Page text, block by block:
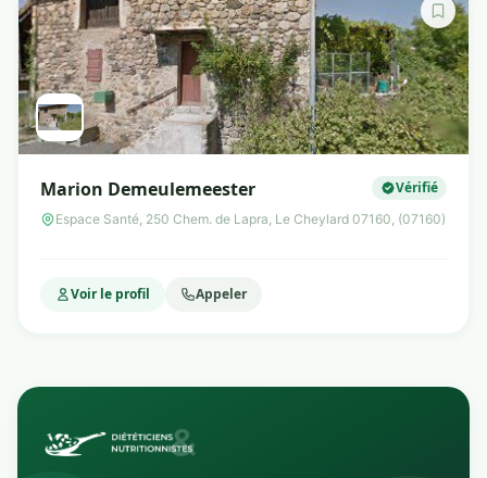
Marion Demeulemeester Vérifié
Espace Santé, 250 Chem. de Lapra, Le Cheylard 07160, (07160)
Voir le profil Appeler